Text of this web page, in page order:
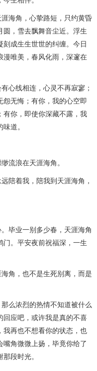
海角，心挚路短，只约黄昏
圆，雪去飘舞音尘近。浮生
成生生世世的纠缠。今日
漫唯美，春风化雨，深邃在
心线相连，心灵不再寂寥；
无悔；有你，我的心空即
你，即使你深藏不露，我
道。
流浪在天涯海角。
陪着我，陪我到天涯海角，
毕业一别多少春，天涯海角
。平安夜前祝福深，一生
角，也不是生死别离，而是
么浓烈的热情不知道被什么
应吧，或许我是真的不喜
再也不想看你的状态，也
角微微上扬，毕竟你给了
段时光。